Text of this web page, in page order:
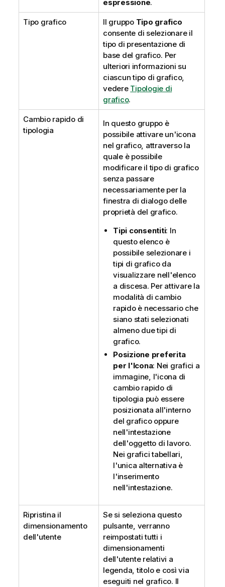
espressione.
Tipo grafico Il gruppo Tipo grafico
consente di selezionare il
tipo di presentazione di
base del grafico. Per
ulteriori informazioni su
ciascun tipo di grafico,
vedere Tipologie di
grafico.
Cambio rapido di
tipologia
In questo gruppo è
possibile attivare un'icona
nel grafico, attraverso la
quale è possibile
modificare il tipo di grafico
senza passare
necessariamente per la
finestra di dialogo delle
proprietà del grafico.
Tipi consentiti: In
questo elenco è
possibile selezionare i
tipi di grafico da
visualizzare nell'elenco
a discesa. Per attivare la
modalità di cambio
rapido è necessario che
siano stati selezionati
almeno due tipi di
grafico.
Posizione preferita
per l'Icona: Nei grafici a
immagine, l'icona di
cambio rapido di
tipologia può essere
posizionata all'interno
del grafico oppure
nell'intestazione
dell'oggetto di lavoro.
Nei grafici tabellari,
l'unica alternativa è
l'inserimento
nell'intestazione.
Ripristina il
dimensionamento
dell'utente
Se si seleziona questo
pulsante, verranno
reimpostati tutti i
dimensionamenti
dell'utente relativi a
legenda, titolo e così via
eseguiti nel grafico. Il